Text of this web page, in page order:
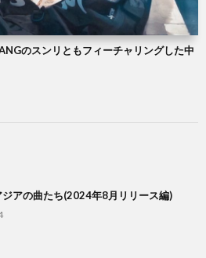
のスンリともフィーチャリングした中
アの曲たち(2024年8月リリース編)